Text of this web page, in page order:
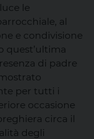
le
al
e condivisione
quest’ultima
di padre
per tutti i
occasione
circa il
degli